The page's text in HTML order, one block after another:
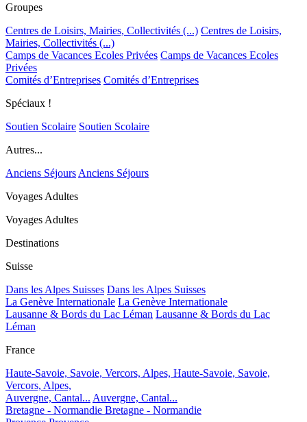
Groupes
Centres de Loisirs, Mairies, Collectivités (...) Centres de Loisirs,
Mairies, Collectivités (...)
Camps de Vacances Ecoles Privées Camps de Vacances Ecoles
Privées
Comités d’Entreprises Comités d’Entreprises
Spéciaux !
Soutien Scolaire Soutien Scolaire
Autres...
Anciens Séjours Anciens Séjours
Voyages Adultes
Voyages Adultes
Destinations
Suisse
Dans les Alpes Suisses Dans les Alpes Suisses
La Genève Internationale La Genève Internationale
Lausanne & Bords du Lac Léman Lausanne & Bords du Lac
Léman
France
Haute-Savoie, Savoie, Vercors, Alpes, Haute-Savoie, Savoie,
Vercors, Alpes,
Auvergne, Cantal... Auvergne, Cantal...
Bretagne - Normandie Bretagne - Normandie